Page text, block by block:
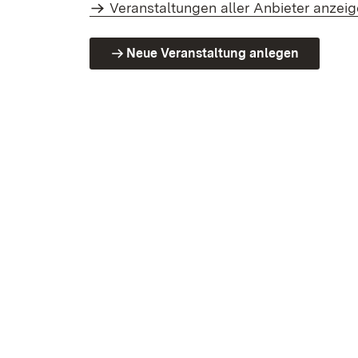
Veranstaltungen aller Anbieter
Neue Veranstaltung anlegen